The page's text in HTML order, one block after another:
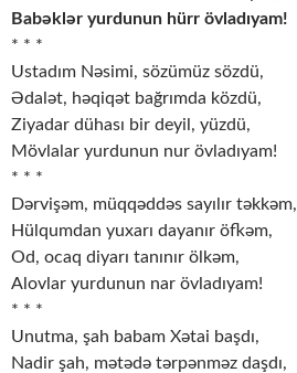
Babəklər yurdunun hürr övladıyam!
* * *
Ustadım Nəsimi, sözümüz sözdü,
Ədalət, həqiqət bağrımda közdü,
Ziyadar dühası bir deyil, yüzdü,
Mövlalar yurdunun nur övladıyam!
* * *
Dərvişəm, müqqəddəs sayılır təkkəm,
Hülqumdan yuxarı dayanır öfkəm,
Od, ocaq diyarı tanınır ölkəm,
Alovlar yurdunun nar övladıyam!
* * *
Unutma, şah babam Xətai başdı,
Nadir şah, mətədə tərpənməz daşdı,